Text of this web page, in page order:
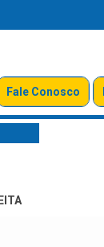
Fale Conosco